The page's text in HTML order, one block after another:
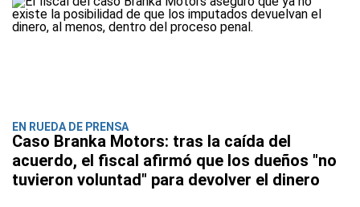
EN RUEDA DE PRENSA
Caso Branka Motors: tras la caída del
acuerdo, el fiscal afirmó que los dueños "no
tuvieron voluntad" para devolver el dinero